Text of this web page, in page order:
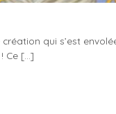
qui s’est
Ce [...]